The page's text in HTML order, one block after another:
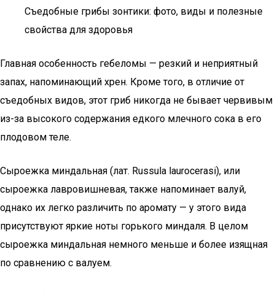
Съедобные грибы зонтики: фото, виды и полезные
свойства для здоровья
Главная особенность гебеломы — резкий и неприятный
запах, напоминающий хрен. Кроме того, в отличие от
съедобных видов, этот гриб никогда не бывает червивым
из-за высокого содержания едкого млечного сока в его
плодовом теле.
Сыроежка миндальная (лат. Russula laurocerasi), или
сыроежка лавровишневая, также напоминает валуй,
однако их легко различить по аромату — у этого вида
присутствуют яркие ноты горького миндаля. В целом
сыроежка миндальная немного меньше и более изящная
по сравнению с валуем.